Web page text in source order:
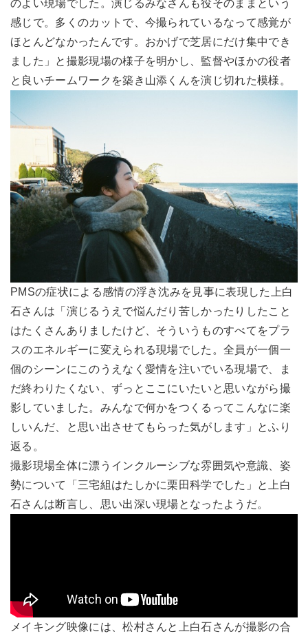
のよい現場でした。演じるみなさんも役そのままという
感じで。多くのカットで、今撮られているなって感覚が
ほとんどなかったんです。おかげで芝居にだけ集中でき
ました」と撮影現場の様子を明かし、監督やほかの役者
と良いチームワークを築き山添くんを演じ切れた模様。
PMSの症状による感情の浮き沈みを見事に表現した上白
石さんは「演じるうえで悩んだり苦しかったりしたこと
はたくさんありましたけど、そういうものすべてをプラ
スのエネルギーに変えられる現場でした。全員が一個一
個のシーンにこのうえなく愛情を注いでいる現場で、ま
だ終わりたくない、ずっとここにいたいと思いながら撮
影していました。みんなで何かをつくるってこんなに楽
しいんだ、と思い出させてもらった気がします」とふり
返る。
撮影現場全体に漂うインクルーシブな雰囲気や意識、姿
勢について「三宅組はたしかに栗田科学でした」と上白
石さんは断言し、思い出深い現場となったようだ。
メイキング映像には、松村さんと上白石さんが撮影の合